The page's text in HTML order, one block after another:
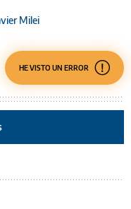
Milei
HE VISTO UN ERROR